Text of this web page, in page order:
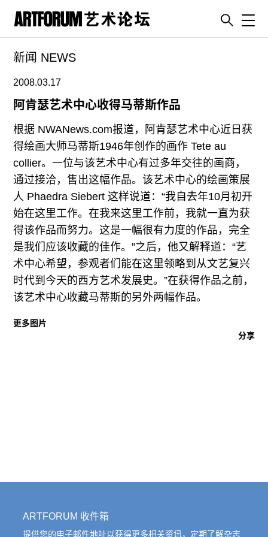
artguide
新闻
展评
杂志
专栏
视频
ENGLISH
ART & EDUCATION
广告
订阅
往期内容
新闻 NEWS
2008.03.17
阿肯瑟艺术中心收得马蒂斯作品
根据 NWANews.com报道，阿肯瑟艺术中心近日获
得绘画大师马蒂斯1946年创作的画作 Tete au
collier。一位与该艺术中心有过多年交往的画商，
通过接洽，售出这幅作品。该艺术中心的绘画策展
人 Phaedra Siebert 这样说道：“我自去年10月初开
始在这里工作。在我来这里工作前，我就一直为获
得该作品而努力。这是一幅很有力度的作品，完全
是我们应该收藏的佳作。”之后，他又解释道：“艺
术中心希望，参观者们能在这里领略到从文艺复兴
时代到今天的西方艺术发展史。”在获得作品之前，
该艺术中心收藏马蒂斯的另外两幅作品。
更多图片
分享
ARTFORUM 收件箱
提供您的电子邮件地址以获得更多相关资讯，定期了解杂志